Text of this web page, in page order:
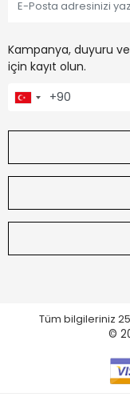
Kampanya, duyuru
için kayıt olun.
Tüm bilgileriniz
©